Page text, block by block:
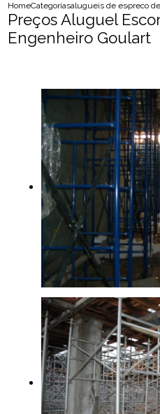
HomeCategoriasalugueis de escoras
preco
Preços Aluguel
Engenheiro Goulart